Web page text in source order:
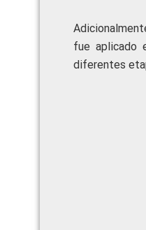
fue aplicado
diferentes